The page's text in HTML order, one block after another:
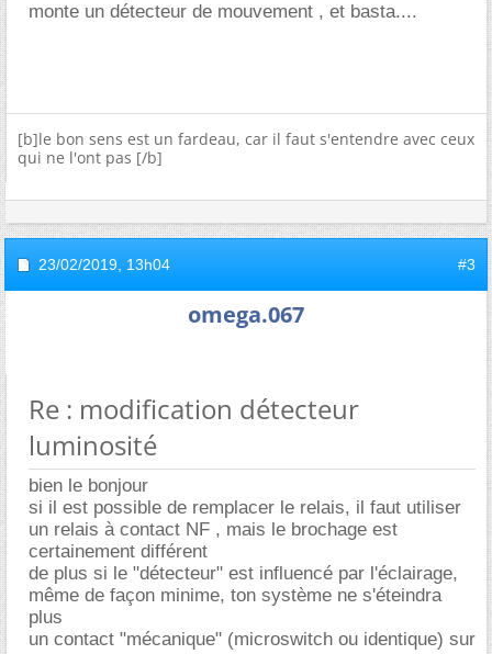
monte un détecteur de mouvement , et basta....
[b]le bon sens est un fardeau, car il faut s'entendre avec ceux
qui ne l'ont pas [/b]
23/02/2019, 13h04 #3
omega.067
Re : modification détecteur
luminosité
bien le bonjour
si il est possible de remplacer le relais, il faut utiliser
un relais à contact NF , mais le brochage est
certainement différent
de plus si le "détecteur" est influencé par l'éclairage,
même de façon minime, ton système ne s'éteindra
plus
un contact "mécanique" (microswitch ou identique) sur